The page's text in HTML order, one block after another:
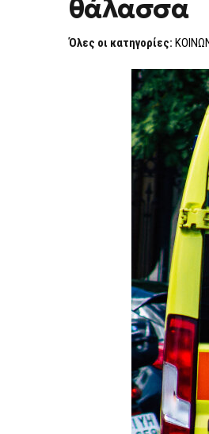
θάλασσα
Όλες οι κατηγορίες: